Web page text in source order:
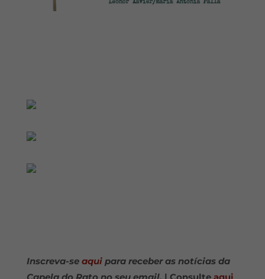
Inscreva-se aquipara receber as notícias da